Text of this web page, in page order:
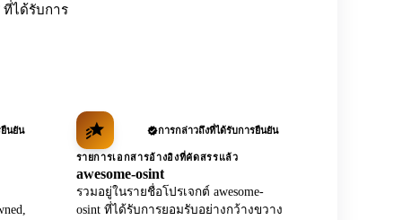
ที่ได้รับการ
นยัน การกล่าวถึงที่ได้รับการยืนยัน
รายการเอกสารอ้างอิงที่คัดสรรแล้ว
awesome-osint
รวมอยู่ในรายชื่อโปรเจกต์ awesome-
osint ที่ได้รับการยอมรับอย่างกว้างขวาง